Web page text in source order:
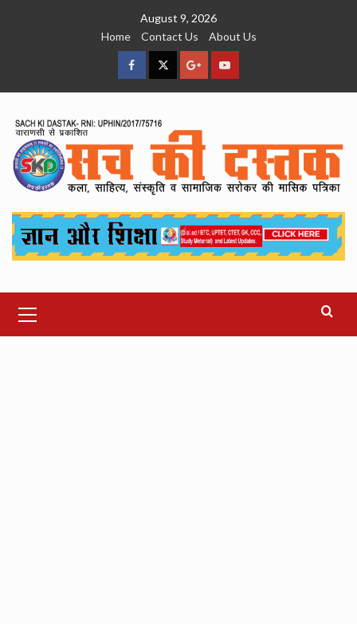
August 9, 2026
Home
Contact Us About Us
facebookTwitterGoogleYouTube
Menu